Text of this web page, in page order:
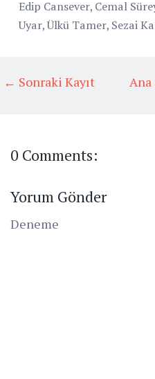
Edip Cansever, Cemal
Uyar, Ülkü Tamer, Sezai
← Sonraki Kayıt Ana
0 Comments:
Yorum Gönder
Deneme